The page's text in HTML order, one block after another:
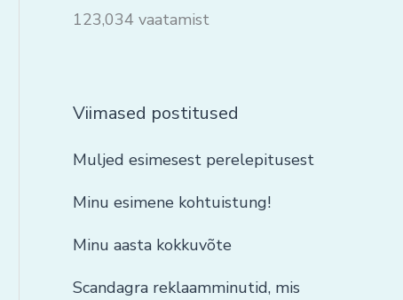
123,034 vaatamist
Viimased postitused
Muljed esimesest perelepitusest
Minu esimene kohtuistung!
Minu aasta kokkuvõte
Scandagra reklaamminutid, mis